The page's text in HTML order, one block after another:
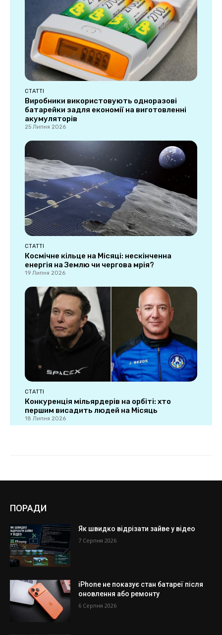
ПОРАДИ
Як швидко відрізати зайве у відео
7 Серпня 2026
iPhone не показує стан батареї після
оновлення або ремонту
6 Серпня 2026